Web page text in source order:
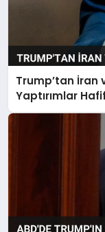
Trump’tan İran
Yaptırımlar